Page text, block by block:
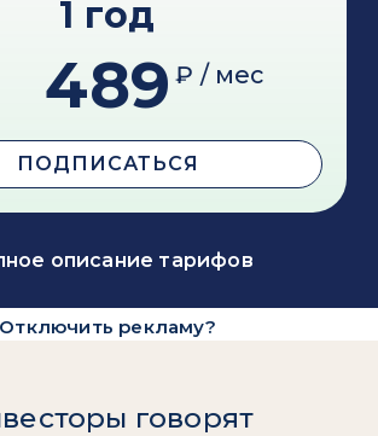
1 год
489 ₽ / мес
ПОДПИСАТЬСЯ
описание тарифов
Отключить рекламу?
говорят